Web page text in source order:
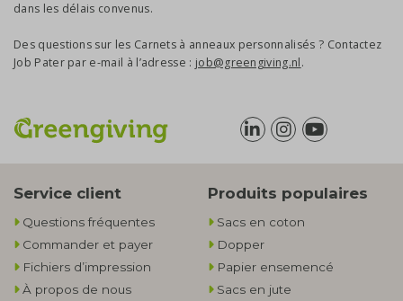
dans les délais convenus.
Des questions sur les Carnets à anneaux personnalisés ? Contactez
Job Pater par e-mail à l’adresse : job@greengiving.nl.
Service client
Questions fréquentes
Commander et payer
Fichiers d’impression
À propos de nous
Produits populaires
Sacs en coton
Dopper
Papier ensemencé
Sacs en jute